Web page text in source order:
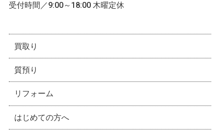
受付時間／9:00～18:00 木曜定休
買取り
質預り
リフォーム
はじめての方へ